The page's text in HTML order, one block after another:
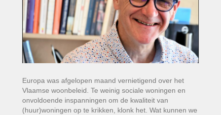
Europa was afgelopen maand vernietigend over het
Vlaamse woonbeleid. Te weinig sociale woningen en
onvoldoende inspanningen om de kwaliteit van
(huur)woningen op te krikken, klonk het. Wat kunnen we